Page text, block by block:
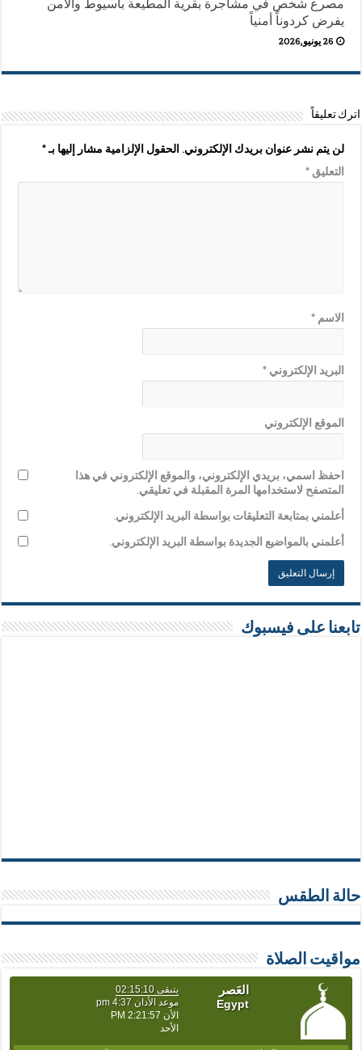
مصرع شخص في مشاجرة بقرية المطيعة بأسيوط والأمن
يفرض كردوناً أمنياً
26 يونيو,2026
اترك تعليقاً
لن يتم نشر عنوان بريدك الإلكتروني. الحقول الإلزامية مشار إليها بـ*
التعليق*
الاسم*
البريد الإلكتروني*
الموقع الإلكتروني
احفظ اسمي، بريدي الإلكتروني، والموقع الإلكتروني في هذا
المتصفح لاستخدامها المرة المقبلة في تعليقي.
أعلمني بمتابعة التعليقات بواسطة البريد الإلكتروني.
أعلمني بالمواضيع الجديدة بواسطة البريد الإلكتروني.
تابعنا على فيسبوك
حالة الطقس
مواقيت الصلاة